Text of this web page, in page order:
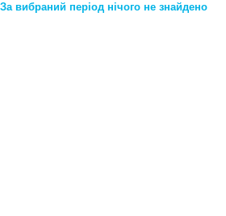
За вибраний період нічого не знайдено